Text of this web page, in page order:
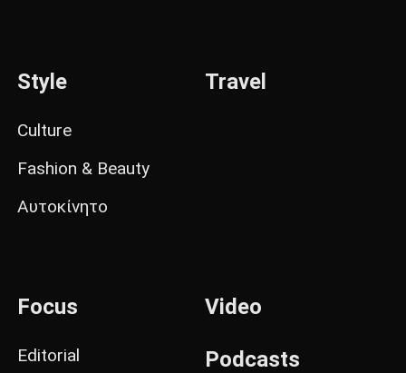
Style
Culture
Fashion & Beauty
Αυτοκίνητο
Travel
Focus
Editorial
Video
Podcasts